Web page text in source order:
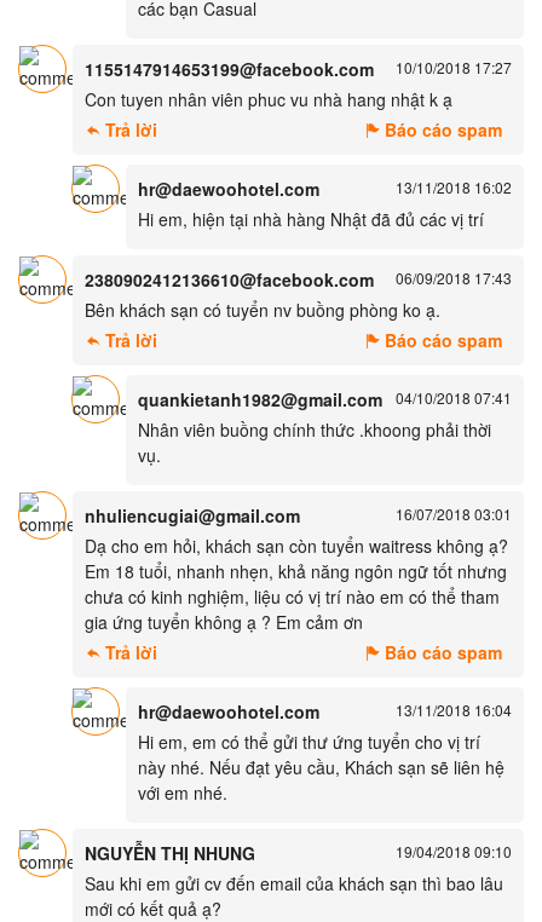
các bạn Casual
1155147914653199@facebook.com 10/10/2018 17:27
Con tuyen nhân viên phuc vu nhà hang nhật k ạ
Trả lời
Báo cáo spam
hr@daewoohotel.com 13/11/2018 16:02
Hi em, hiện tại nhà hàng Nhật đã đủ các vị trí
2380902412136610@facebook.com 06/09/2018 17:43
Bên khách sạn có tuyển nv buồng phòng ko ạ.
Trả lời
Báo cáo spam
quankietanh1982@gmail.com 04/10/2018 07:41
Nhân viên buồng chính thức .khoong phải thời
vụ.
nhuliencugiai@gmail.com 16/07/2018 03:01
Dạ cho em hỏi, khách sạn còn tuyển waitress không ạ?
Em 18 tuổi, nhanh nhẹn, khả năng ngôn ngữ tốt nhưng
chưa có kinh nghiệm, liệu có vị trí nào em có thể tham
gia ứng tuyển không ạ ? Em cảm ơn
Trả lời
Báo cáo spam
hr@daewoohotel.com 13/11/2018 16:04
Hi em, em có thể gửi thư ứng tuyển cho vị trí
này nhé. Nếu đạt yêu cầu, Khách sạn sẽ liên hệ
với em nhé.
NGUYỄN THỊ NHUNG 19/04/2018 09:10
Sau khi em gửi cv đến email của khách sạn thì bao lâu
mới có kết quả ạ?